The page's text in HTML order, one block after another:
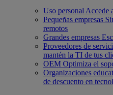
Uso personal Accede
Pequeñas empresas
remotos
Grandes empresas
Proveedores de
mantén la TI de tus
OEM Optimiza el
Organizaciones
de descuento en